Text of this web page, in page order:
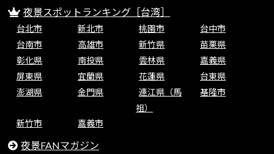
夜景スポットランキング［台湾］
台北市 新北市 桃園市
台中市
台南市
高雄市 新竹県
苗栗県
彰化県
南投県 雲林県
嘉義県
屏東県
宜蘭県 花蓮県
台東県
澎湖県
金門県
連江県（馬
祖）
基隆市
新竹市 嘉義市
夜景FANマガジン